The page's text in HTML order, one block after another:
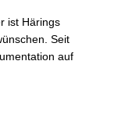
ist Härings
Seit
auf